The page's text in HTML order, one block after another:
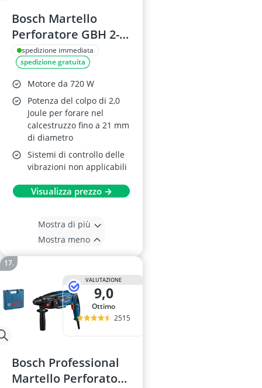
Bosch Martello
Perforatore GBH 2-
21spedizione immediata
spedizione gratuita
Motore da 720 W
Potenza del colpo di 2,0
Joule per forare nel
calcestruzzo fino a 21 mm
di diametro
Sistemi di controllo delle
vibrazioni non applicabili
Visualizza prezzo →
Mostra di più
Mostra meno
VALUTAZIONE
9,0
Ottimo
2515
Bosch Professional
Martello Perforatore